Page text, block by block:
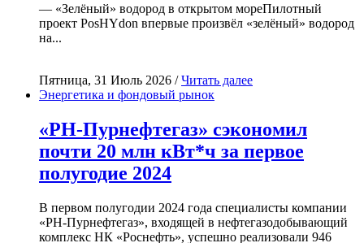
— «Зелёный» водород в открытом мореПилотный
проект PosHYdon впервые произвёл «зелёный» водород
на...
Пятница, 31 Июль 2026 /Читать далее
Энергетика и фондовый рынок
«РН-Пурнефтегаз» сэкономил
почти 20 млн кВт*ч за первое
полугодие 2024
В первом полугодии 2024 года специалисты компании
«РН-Пурнефтегаз», входящей в нефтегазодобывающий
комплекс НК «Роснефть», успешно реализовали 946